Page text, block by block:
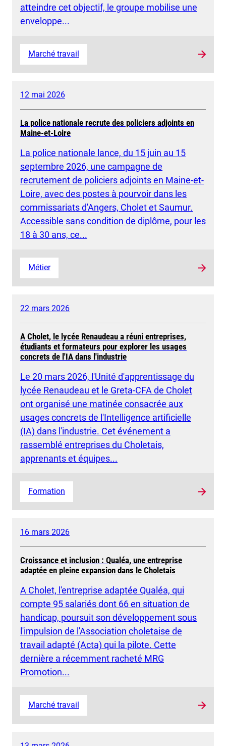
atteindre cet objectif, le groupe mobilise une
enveloppe...
Marché travail
12 mai 2026
La police nationale recrute des policiers adjoints en
Maine-et-Loire
La police nationale lance, du 15 juin au 15
septembre 2026, une campagne de
recrutement de policiers adjoints en Maine-et-
Loire, avec des postes à pourvoir dans les
commissariats d'Angers, Cholet et Saumur.
Accessible sans condition de diplôme, pour les
18 à 30 ans, ce...
Métier
22 mars 2026
A Cholet, le lycée Renaudeau a réuni entreprises,
étudiants et formateurs pour explorer les usages
concrets de l'IA dans l'industrie
Le 20 mars 2026, l'Unité d'apprentissage du
lycée Renaudeau et le Greta‑CFA de Cholet
ont organisé une matinée consacrée aux
usages concrets de l'Intelligence artificielle
(IA) dans l'industrie. Cet événement a
rassemblé entreprises du Choletais,
apprenants et équipes...
Formation
16 mars 2026
Croissance et inclusion : Qualéa, une entreprise
adaptée en pleine expansion dans le Choletais
A Cholet, l'entreprise adaptée Qualéa, qui
compte 95 salariés dont 66 en situation de
handicap, poursuit son développement sous
l'impulsion de l'Association choletaise de
travail adapté (Acta) qui la pilote. Cette
dernière a récemment racheté MRG
Promotion...
Marché travail